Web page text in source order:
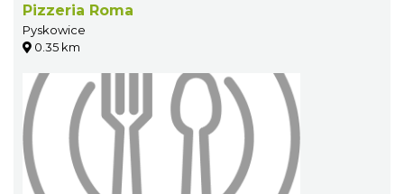
Pizzeria Roma
Pyskowice
0.35 km